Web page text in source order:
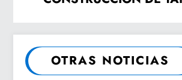
OTRAS NOTICIAS